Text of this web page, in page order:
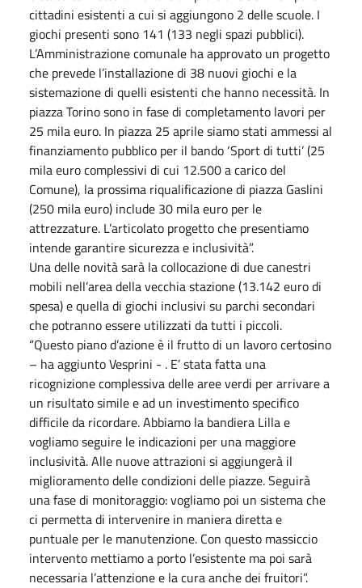
cittadini esistenti a cui si aggiungono 2 delle scuole. I
giochi presenti sono 141 (133 negli spazi pubblici).
L’Amministrazione comunale ha approvato un progetto
che prevede l’installazione di 38 nuovi giochi e la
sistemazione di quelli esistenti che hanno necessità. In
piazza Torino sono in fase di completamento lavori per
25 mila euro. In piazza 25 aprile siamo stati ammessi al
finanziamento pubblico per il bando ‘Sport di tutti’ (25
mila euro complessivi di cui 12.500 a carico del
Comune), la prossima riqualificazione di piazza Gaslini
(250 mila euro) include 30 mila euro per le
attrezzature. L’articolato progetto che presentiamo
intende garantire sicurezza e inclusività”.
Una delle novità sarà la collocazione di due canestri
mobili nell’area della vecchia stazione (13.142 euro di
spesa) e quella di giochi inclusivi su parchi secondari
che potranno essere utilizzati da tutti i piccoli.
“Questo piano d’azione è il frutto di un lavoro certosino
– ha aggiunto Vesprini - . E’ stata fatta una
ricognizione complessiva delle aree verdi per arrivare a
un risultato simile e ad un investimento specifico
difficile da ricordare. Abbiamo la bandiera Lilla e
vogliamo seguire le indicazioni per una maggiore
inclusività. Alle nuove attrazioni si aggiungerà il
miglioramento delle condizioni delle piazze. Seguirà
una fase di monitoraggio: vogliamo poi un sistema che
ci permetta di intervenire in maniera diretta e
puntuale per le manutenzione. Con questo massiccio
intervento mettiamo a porto l’esistente ma poi sarà
necessaria l’attenzione e la cura anche dei fruitori”.